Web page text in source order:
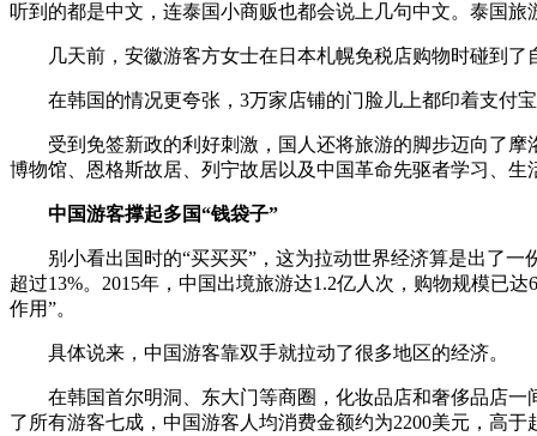
听到的都是中文，连泰国小商贩也都会说上几句中文。泰国
几天前，安徽游客方女士在日本札幌免税店购物时碰到了
在韩国的情况更夸张，3万家店铺的门脸儿上都印着支付
受到免签新政的利好刺激，国人还将旅游的脚步迈向了摩
博物馆、恩格斯故居、列宁故居以及中国革命先驱者学习、
中国游客撑起多国“钱袋子”
别小看出国时的“买买买”，这为拉动世界经济算是出了一
超过13%。2015年，中国出境旅游达1.2亿人次，购物规模已
作用”。
具体说来，中国游客靠双手就拉动了很多地区的经济。
在韩国首尔明洞、东大门等商圈，化妆品店和奢侈品店一
了所有游客七成，中国游客人均消费金额约为2200美元，高